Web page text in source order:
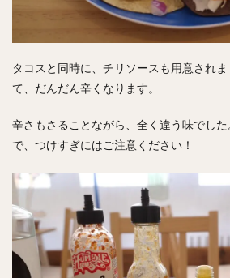
タコスと同時に、チリソースも用意され
て、だんだん辛くなります。
辛さもさることながら、全く違う味でし
で、つけすぎにはご注意ください！